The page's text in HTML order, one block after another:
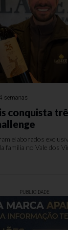
semanas
conquista
elaborados
família no Vale dos
PUBLICIDADE